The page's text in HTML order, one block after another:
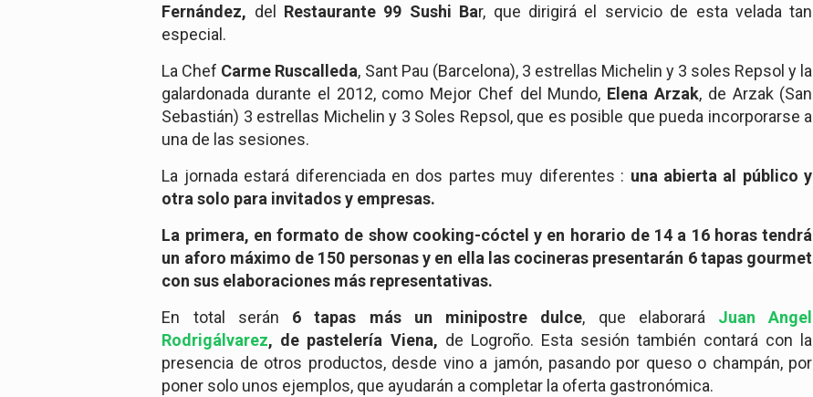
Fernández, del Restaurante 99 Sushi Bar, que dirigirá el servicio de esta velada tan
especial.
La Chef Carme Ruscalleda, Sant Pau (Barcelona), 3 estrellas Michelin y 3 soles Repsol y la
galardonada durante el 2012, como Mejor Chef del Mundo, Elena Arzak, de Arzak (San
Sebastián) 3 estrellas Michelin y 3 Soles Repsol, que es posible que pueda incorporarse a
una de las sesiones.
La jornada estará diferenciada en dos partes muy diferentes : una abierta al público y
otra solo para invitados y empresas.
La primera, en formato de show cooking-cóctel y en horario de 14 a 16 horas tendrá
un aforo máximo de 150 personas y en ella las cocineras presentarán 6 tapas gourmet
con sus elaboraciones más representativas.
En total serán 6 tapas más un minipostre dulce, que elaborará Juan Angel
Rodrigálvarez, de pastelería Viena, de Logroño. Esta sesión también contará con la
presencia de otros productos, desde vino a jamón, pasando por queso o champán, por
poner solo unos ejemplos, que ayudarán a completar la oferta gastronómica.